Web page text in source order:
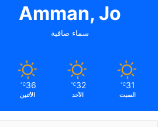
Amman, Jo
سماء صافية
31
℃
السبت
32
℃
الأحد
36
℃
الأثنين